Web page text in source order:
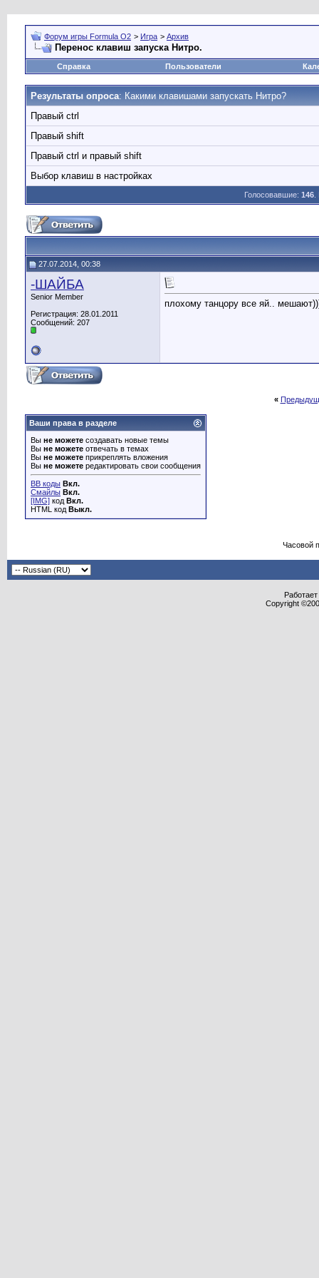
Форум игры Formula O2 > Игра > Архив
Перенос клавиш запуска Нитро.
Справка Пользователи
Результаты опроса: Какими клавишами запускать Нитро?
Правый ctrl
Правый shift
Правый ctrl и правый shift
Выбор клавиш в настройках
Голосовавшие: 146.
27.07.2014, 00:38
-ШАЙБА
Senior Member
Регистрация: 28.01.2011
Сообщений: 207
плохому танцору все яй..
«
Ваши права в разделе
Вы не можете создавать новые темы
Вы не можете отвечать в темах
Вы не можете прикреплять вложения
Вы не можете редактировать свои сообщения
BB коды Вкл.
Смайлы Вкл.
[IMG] код Вкл.
HTML код Выкл.
Часовой
Copyright